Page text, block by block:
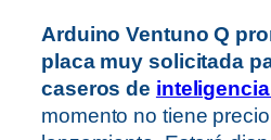
Arduino Ventuno Q
placa muy solicitada
caseros de
momento no tiene